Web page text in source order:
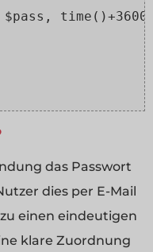
das Passwort
dies per E-Mail
einen eindeutigen
klare Zuordnung